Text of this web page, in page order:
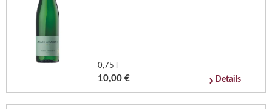
0,75 l
10,00 € Details